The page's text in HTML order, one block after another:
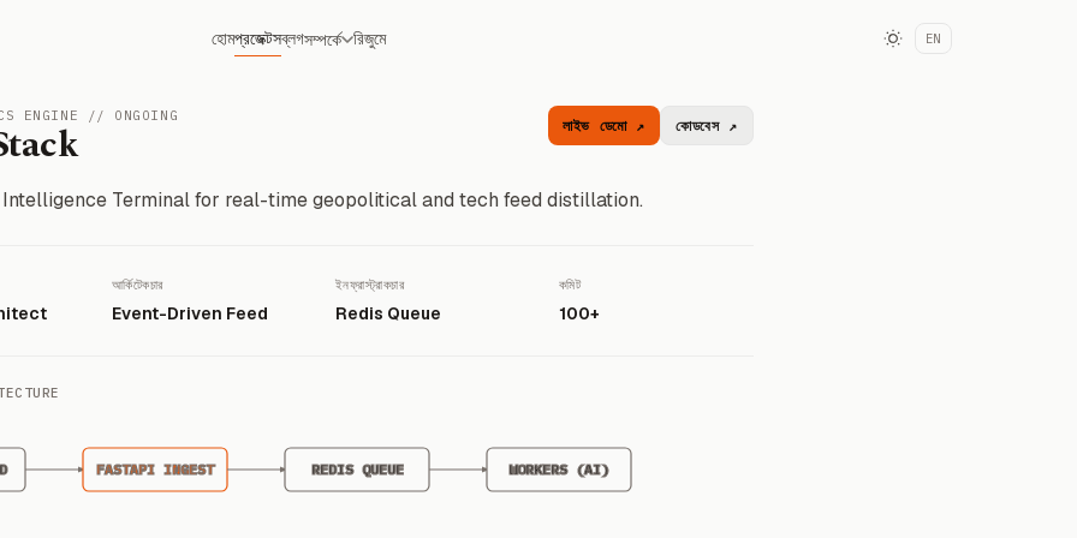
হোমপ্রজেক্টসব্লগসম্পর্কে রিজুমে EN
ENGINE // ONGOING
লাইভ ডেমো ↗ কোডবেস ↗
Terminal for real-time geopolitical and tech feed distillation.
আর্কিটেকচার
Event-Driven Feed
ইনফ্রাস্ট্রাকচার
Redis Queue
কমিট
100+
FASTAPI INGEST REDIS QUEUE WORKERS (AI)